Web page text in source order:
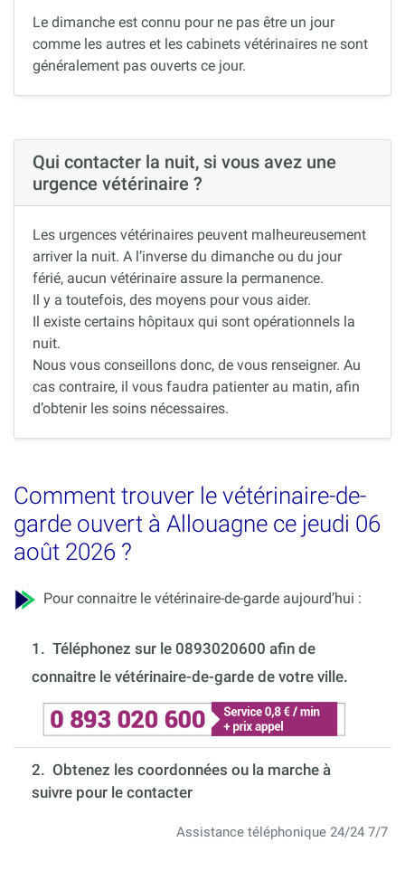
Le dimanche est connu pour ne pas être un jour
comme les autres et les cabinets vétérinaires ne sont
généralement pas ouverts ce jour.
Qui contacter la nuit, si vous avez une
urgence vétérinaire ?
Les urgences vétérinaires peuvent malheureusement
arriver la nuit. A l’inverse du dimanche ou du jour
férié, aucun vétérinaire assure la permanence.
Il y a toutefois, des moyens pour vous aider.
Il existe certains hôpitaux qui sont opérationnels la
nuit.
Nous vous conseillons donc, de vous renseigner. Au
cas contraire, il vous faudra patienter au matin, afin
d’obtenir les soins nécessaires.
Comment trouver le vétérinaire-de-
garde ouvert à Allouagne ce jeudi 06
août 2026 ?
Pour connaitre le vétérinaire-de-garde aujourd’hui :
1. Téléphonez sur le 0893020600 afin de
connaitre le vétérinaire-de-garde de votre ville.
2. Obtenez les coordonnées ou la marche à
suivre pour le contacter
Assistance téléphonique 24/24 7/7